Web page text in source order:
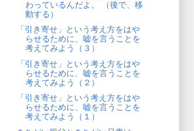
わっているんだよ。 （後で、移
動する）
「引き寄せ」という考え方をはや
らせるために、嘘を言うことを
考えてみよう（３）
「引き寄せ」という考え方をはや
らせるために、嘘を言うことを
考えてみよう（２）
「引き寄せ」という考え方をはや
らせるために、嘘を言うことを
考えてみよう（１）